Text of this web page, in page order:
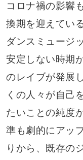
コロナ禍の影響
換期を迎えてい
ダンスミュージ
安定しない時期
のレイブが発展
くの人々が自己
たいことの純度
準も劇的にアッ
りから、既存の